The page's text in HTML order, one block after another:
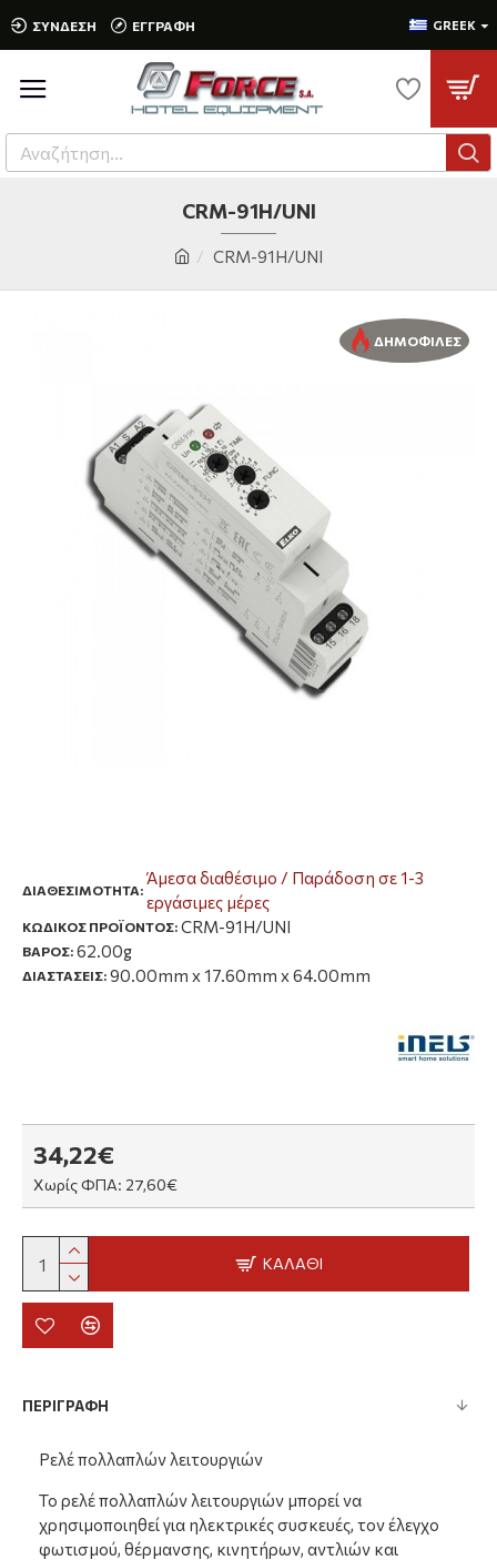
ΣΎΝΔΕΣΗ ΕΓΓΡΑΦΉ GREEK
CRM-91H/UNI
CRM-91H/UNI
ΔΗΜΟΦΙΛΕΣ
ΔΙΑΘΕΣΙΜΌΤΗΤΑ:
Άμεσα διαθέσιμο / Παράδοση σε 1-3
εργάσιμες μέρες
ΚΩΔΙΚΟΣ ΠΡΟΪΟΝΤΟΣ: CRM-91H/UNI
ΒΑΡΟΣ: 62.00g
ΔΙΑΣΤΑΣΕΙΣ: 90.00mm x 17.60mm x 64.00mm
34,22€
Χωρίς ΦΠΑ: 27,60€
ΚΑΛΆΘΙ
ΠΕΡΙΓΡΑΦΗ
Ρελέ πολλαπλών λειτουργιών
Το ρελέ πολλαπλών λειτουργιών μπορεί να
χρησιμοποιηθεί για ηλεκτρικές συσκευές, τον έλεγχο
φωτισμού, θέρμανσης, κινητήρων, αντλιών και